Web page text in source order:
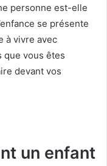
m
a
i
l
personne est-elle
se présente
à vivre avec
que vous êtes
devant vos
un enfant